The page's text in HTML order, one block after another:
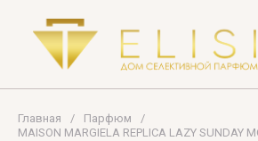
Главная / Парфюм
/
MAISON MARGIELA REPLICA LAZY SUNDAY
MILANO